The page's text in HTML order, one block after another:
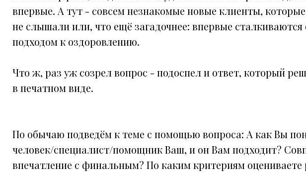
впервые. А тут - совсем незнакомые новые клиенты,
не слышали или, что ещё загадочнее: впервые
подходом к оздоровлению.
Что ж, раз уж созрел вопрос - подоспел и ответ, который
в печатном виде.
По обычаю подведём к теме с помощью вопроса: А как Вы
человек/специалист/помощник Ваш, и он Вам подходит?
впечатление с финальным? По каким критериям оцениваете